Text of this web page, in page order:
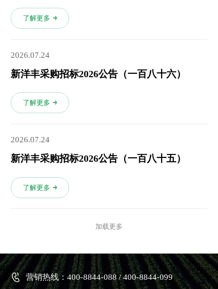
了解更多
2026.07.24
新洋丰采购招标2026公告（一百八十六）
了解更多
2026.07.24
新洋丰采购招标2026公告（一百八十五）
了解更多
加载更多
营销热线：400-8844-088 / 400-8844-099